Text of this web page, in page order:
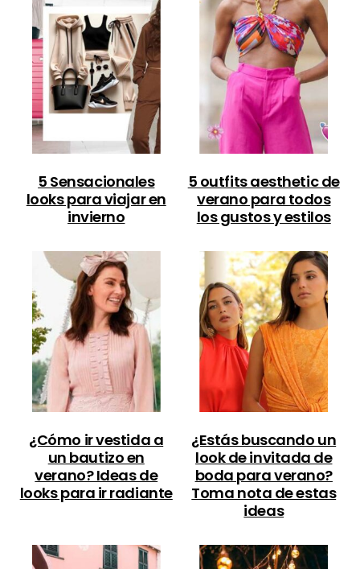
5 Sensacionales
looks para viajar en
invierno
5 outfits aesthetic de
verano para todos
los gustos y estilos
¿Cómo ir vestida a
un bautizo en
verano? Ideas de
looks para ir radiante
¿Estás buscando un
look de invitada de
boda para verano?
Toma nota de estas
ideas